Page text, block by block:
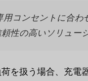
用コンセントに合
性の高いソリュー
を扱う場合、充電